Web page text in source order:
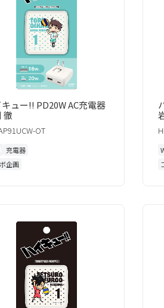
ュー!! PD20W AC充電器
徹
OT
充電器
企画